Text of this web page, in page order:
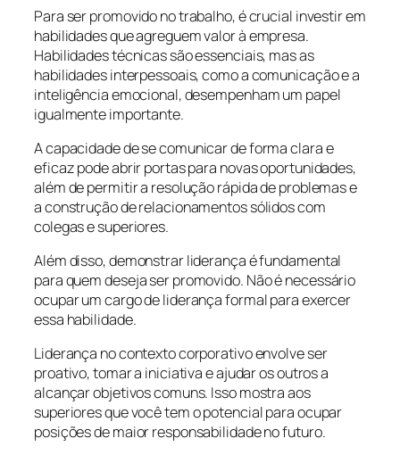
Para ser promovido no trabalho, é crucial investir em
habilidades que agreguem valor à empresa.
Habilidades técnicas são essenciais, mas as
habilidades interpessoais, como a comunicação e a
inteligência emocional, desempenham um papel
igualmente importante.
A capacidade de se comunicar de forma clara e
eficaz pode abrir portas para novas oportunidades,
além de permitir a resolução rápida de problemas e
a construção de relacionamentos sólidos com
colegas e superiores.
Além disso, demonstrar liderança é fundamental
para quem deseja ser promovido. Não é necessário
ocupar um cargo de liderança formal para exercer
essa habilidade.
Liderança no contexto corporativo envolve ser
proativo, tomar a iniciativa e ajudar os outros a
alcançar objetivos comuns. Isso mostra aos
superiores que você tem o potencial para ocupar
posições de maior responsabilidade no futuro.